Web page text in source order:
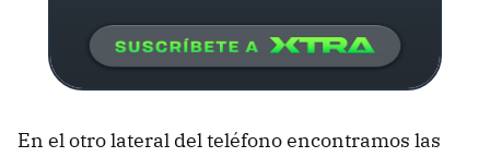
En el otro lateral del teléfono encontramos las